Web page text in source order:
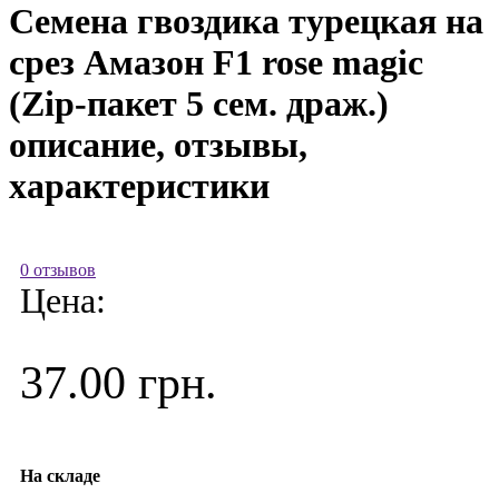
Семена гвоздика турецкая на
срез Амазон F1 rose magic
(Zip-пакет 5 сем. драж.)
описание, отзывы,
характеристики
0 отзывов
Цена:
37.00 грн.
На складе